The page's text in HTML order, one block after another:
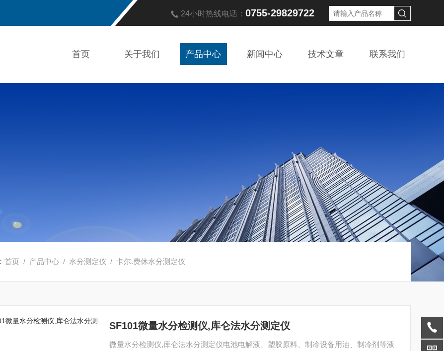
24小时热线电话： 0755-29829722
首页 关于我们 产品中心 新闻中心 技术文章 联系我们
首页 / 产品中心 / 水分测定仪 /卡尔.费休水分测定仪
SF101微量水分检测仪,库仑法水分测定仪
微量水分检测仪,库仑法水分测定仪电池电解液、塑胶原料、制冷设备用油、制冷剂等液